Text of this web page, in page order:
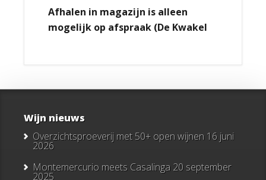
Afhalen in magazijn is alleen
mogelijk op afspraak (De Kwakel
Wijn nieuws
Overzichtsproeverij met 50+ open wijnen 16 juni
2026
Montemercurio meets Casalinga 20 september
2025